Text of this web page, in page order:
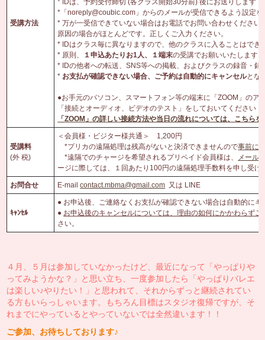
受講方法
*「noreply@coubic.com」からのメールが受信できるよう設定
* 万が一受信できていない場合はお電話でお問い合わせくださ
原因の場合がほとんどです。正しくご入力ください。
* IDはクラス毎に異なりますので、他のクラスに入ることはでき
* 原則、
１申込あたりお1 人、１端末の受講でお願いいたします
* IDの他者への転送、SNS等への掲載、およびクラスの録音・
* お支払が確認できない場合、ご予約は自動的にキャンセルとな
●お手元のパソコン、スマートフォン等の端末に「ZOOM」のア
「接続とオーディオ、ビデオのテスト」をしておいてください
「ZOOM 」の詳しい接続方法や当日の流れについては、こちら
受講料
(外 税)
＜会員様・ビジター様共通＞ 1,200円
*プリカの遠隔処理は残高がないと決済できませんので事前に
*遠隔でのチャージを希望されるプリペイド会員様は、 メール
ージに際しては、１回あたり100円の遠隔処理手数料を申し受け
お問合せ E-mailcontact.mbma@gmail.com 又は LINE
ｷｬﾝｾﾙ
● お申込後、ご連絡なくお支払が確認できない場合は自動的に
● お申込後のキャンセルについては、理由の如何にかかわらず
さい。
４月、５月は参加していなかったけど、最近になって「やっぱりや
ってみようかな？」と思い立ち、一度参加したら「やっぱりバレエ
は楽しい♪やりたい！」と思われて、それからずっと継続されてい
る方もいらっしゃいます。もちろん目標はスタジオ復帰ですが、そ
れまでにやっているとやっていないでは全然違います！！
ご参加、お待ちしております♪